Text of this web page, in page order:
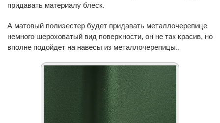
придавать материалу блеск.
А матовый полиэестер будет придавать металлочерепице
немного шероховатый вид поверхности, он не так красив, но
вполне подойдет на навесы из металлочерепицы..